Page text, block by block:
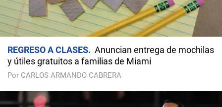
REGRESO A CLASES
Anuncian entrega de mochilas
y útiles gratuitos a familias de Miami
Por CARLOS ARMANDO CABRERA